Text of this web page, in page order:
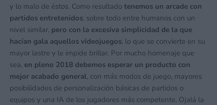
y lo malo de éstos. Como resultado tenemos un arcade con
partidos entretenidos, sobre todo entre humanos con un
nivel similar, pero con la excesiva simplicidad de la que
hacían gala aquellos videojuegos, lo que se convierte en su
mayor lastre y le impide brillar. Por mucho homenaje que
sea, en pleno 2018 debemos esperar un producto con
mejor acabado general, con más modos de juego, mayores
posibilidades de personalización básicas de partidos o
equipos y una IA de los jugadores más competente. Ojalá la